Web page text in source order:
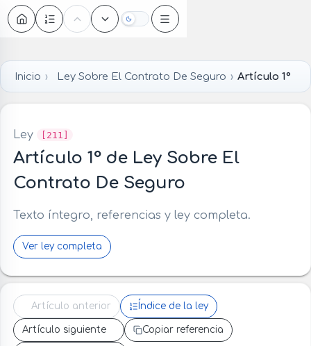
Oscuro
Inicio Ley Sobre El Contrato De Seguro Artículo 1°
Ley [211]
Artículo 1° de Ley Sobre El
Contrato De Seguro
Texto íntegro, referencias y ley completa.
Ver ley completa
Artículo anterior Índice de la ley
Artículo siguiente Copiar referencia